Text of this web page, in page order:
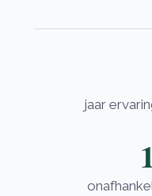
jaar